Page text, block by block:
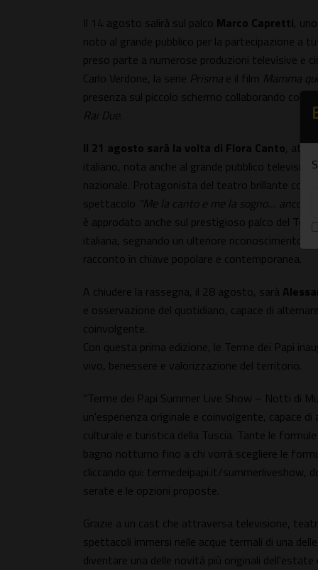
Il 14 agosto salirà sul palco Marco Capretti,
noto al grande pubblico per la partecipazione a
preso parte a numerose produzioni televisive e
Carlo Verdone, la serie Prisma e il film Mamma
presenza sul piccolo schermo collaborando con
Rai Due.
Il 21 agosto sarà la volta di Flora Canto,
italiano, nota anche al grande pubblico
nazionale. Protagonista del teatro brillante
spettacolo "Me la canto e me la sogno… ancora"
è approdato anche sul prestigioso palco del
italiana, segnando un ulteriore riconoscimento
racconto in chiave popolare e contemporanea.
A chiudere la rassegna, il 28 agosto, sarà
e osservazione del quotidiano, capace di
coinvolgente.
Con questa prima edizione, le Terme dei Papi
vivo, benessere e valorizzazione del territorio.
"Terme dei Papi Summer Live Show – Notti di
un'esperienza originale e coinvolgente,
culturale e turistica della Tuscia. Tante le
bagno notturno fino a chi vorrà scegliere le
cliccando qui: termedeipapi.it/summerliveshow,
serate e le opzioni proposte.
Grazie a un cast che attraversa televisione,
spettacoli immersi nelle acque termali di una
diventare una delle novità più originali dell'estate